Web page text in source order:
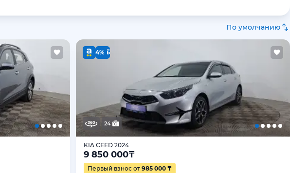
По умолчанию
4%
24
KIA CEED 2024
9 850 000₸
Первый взнос от 985 000 ₸